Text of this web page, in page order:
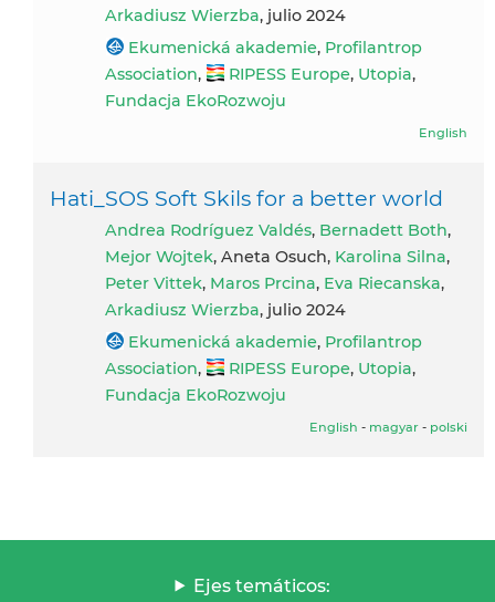
Arkadiusz Wierzba, julio 2024
Ekumenická akademie, Profilantrop
Association, RIPESS Europe, Utopia,
Fundacja EkoRozwoju
English
Hati_SOS Soft Skils for a better world
Andrea Rodríguez Valdés, Bernadett Both,
Mejor Wojtek, Aneta Osuch, Karolina Silna,
Peter Vittek, Maros Prcina, Eva Riecanska,
Arkadiusz Wierzba, julio 2024
Ekumenická akademie, Profilantrop
Association, RIPESS Europe, Utopia,
Fundacja EkoRozwoju
English - magyar - polski
Ejes temáticos: